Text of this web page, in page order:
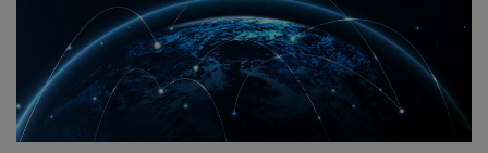
Guia do Clube
Clube de Negócios
Portugues